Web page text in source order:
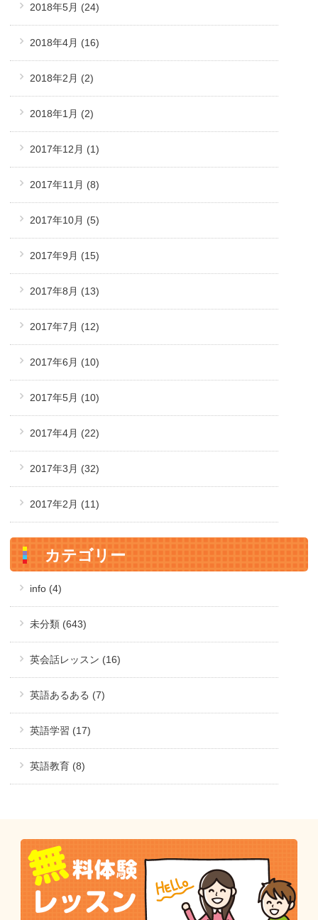
2018年5月 (24)
2018年4月 (16)
2018年2月 (2)
2018年1月 (2)
2017年12月 (1)
2017年11月 (8)
2017年10月 (5)
2017年9月 (15)
2017年8月 (13)
2017年7月 (12)
2017年6月 (10)
2017年5月 (10)
2017年4月 (22)
2017年3月 (32)
2017年2月 (11)
カテゴリー
info (4)
未分類 (643)
英会話レッスン (16)
英語あるある (7)
英語学習 (17)
英語教育 (8)